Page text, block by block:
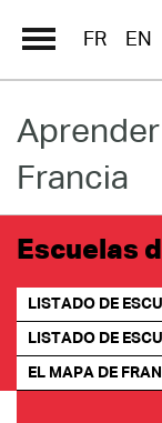
Directorio
Immersion
El francés
Les pages
FR EN
Francia
Escuelas
LISTADO DE
LISTADO DE
EL MAPA DE